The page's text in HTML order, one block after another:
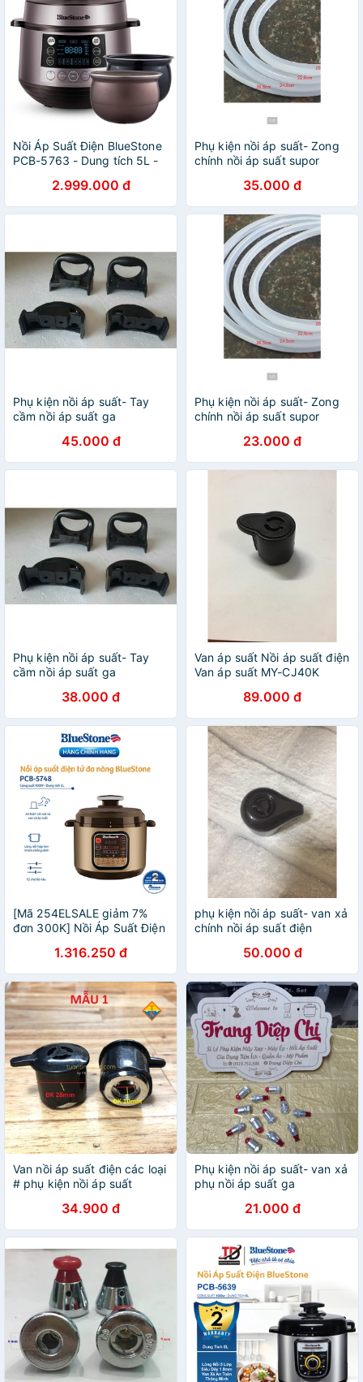
Nồi Áp Suất Điện BlueStone
PCB-5763 - Dung tích 5L -
24 tháng2.999.000 đ
Phụ kiện nồi áp suất- Zong
chính nồi áp suất supor
35.000 đ
Phụ kiện nồi áp suất- Tay
cầm nồi áp suất ga
45.000 đ
Phụ kiện nồi áp suất- Zong
chính nồi áp suất supor
23.000 đ
Phụ kiện nồi áp suất- Tay
cầm nồi áp suất ga
38.000 đ
Van áp suất Nồi áp suất điện
Van áp suất MY-CJ40K
89.000 đ
[Mã 254ELSALE giảm 7%
đơn 300K] Nồi Áp Suất Điện
(5.0L) - Hàng Chính Hãng
1.316.250 đ
phụ kiện nồi áp suất- van xả
chính nồi áp suất điện
50.000 đ
Van nồi áp suất điện các loại
# phụ kiện nồi áp suất
34.900 đ
Phụ kiện nồi áp suất- van xả
phụ nồi áp suất ga
21.000 đ